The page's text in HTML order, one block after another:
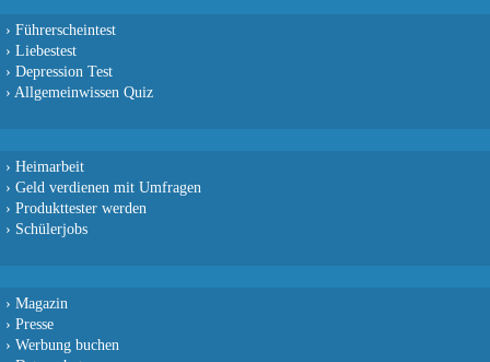
› Führerscheintest
› Liebestest
› Depression Test
› Allgemeinwissen Quiz
› Heimarbeit
› Geld verdienen mit Umfragen
› Produkttester werden
› Schülerjobs
› Magazin
› Presse
› Werbung buchen